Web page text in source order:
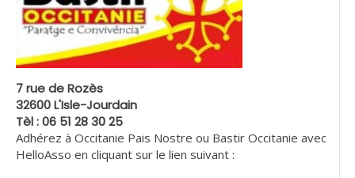
7 rue de Rozès
32600 L'Isle-Jourdain
Tèl : 06 51 28 30 25
Adhérez à Occitanie Pais Nostre ou Bastir Occitanie avec
HelloAsso en cliquant sur le lien suivant :